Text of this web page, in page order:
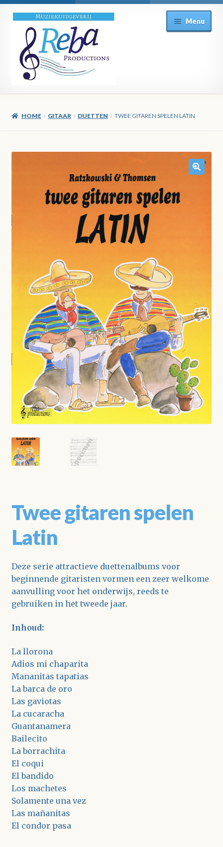
Ga
door
naar
navigatie
Ga
direct
naar
de
inhoud
Menu
HOME GITAAR DUETTEN TWEE GITAREN SPELEN LATIN
Twee gitaren spelen
Latin
Deze serie attractieve duettenalbums voor
beginnende gitaristen vormen een zeer welkome
aanvulling voor het onderwijs, reeds te
gebruiken in het tweede jaar.
Inhoud:
La llorona
Adios mi chaparita
Mananitas tapatias
La barca de oro
Las gaviotas
La cucaracha
Guantanamera
Bailecito
La borrachita
El coqui
El bandido
Los machetes
Solamente una vez
Las mañanitas
El condor pasa